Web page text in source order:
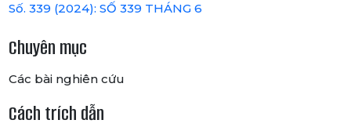
Số. 339 (2024): SỐ 339 THÁNG 6
Chuyên mục
Các bài nghiên cứu
Cách trích dẫn